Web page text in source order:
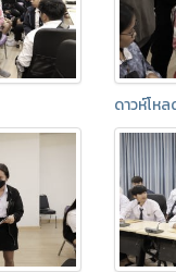
ดาวห์โหล